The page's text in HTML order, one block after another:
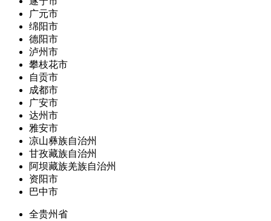
广元市
绵阳市
德阳市
泸州市
攀枝花市
自贡市
成都市
广安市
达州市
雅安市
凉山彝族自治州
甘孜藏族自治州
阿坝藏族羌族自治州
资阳市
巴中市
全贵州省